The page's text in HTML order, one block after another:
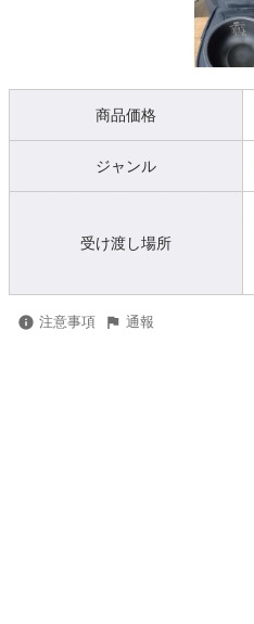
商品価格
ジャンル
受け渡し場所
注意事項 通報